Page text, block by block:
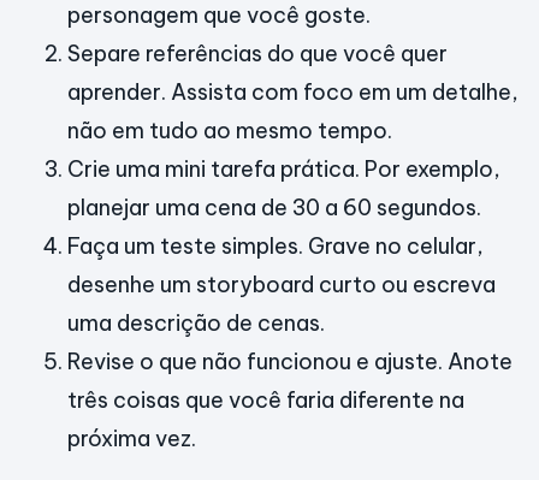
personagem que você goste.
Separe referências do que você quer
aprender. Assista com foco em um detalhe,
não em tudo ao mesmo tempo.
Crie uma mini tarefa prática. Por exemplo,
planejar uma cena de 30 a 60 segundos.
Faça um teste simples. Grave no celular,
desenhe um storyboard curto ou escreva
uma descrição de cenas.
Revise o que não funcionou e ajuste. Anote
três coisas que você faria diferente na
próxima vez.